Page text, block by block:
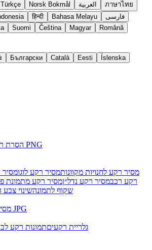
Türkçe Norsk Bokmål العربية
ภาษาไทย
हिन्दी Bahasa Melayu
فارسی
Suomi Čeština Magyar Română
Български Català Eesti
Íslenska
הסרת מסיר רקע PNG
מסיר רקע לחנויות מקוונותמסיר רקע לוגומסיר
רקע רכבמסיר רקע נדל״ןמסיר רקע מתמונת
שקוף לתמונהשינוי
מסיר רקע JPG
גלריית רקעיםתמונות רקע